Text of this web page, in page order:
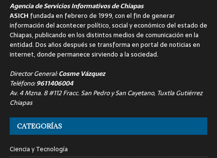
Agencia de Servicios Informativos de Chiapas
ASICH fundada en febrero de 1999, con el fin de generar
información del acontecer político, social y económico del estado de
Chiapas, publicando en los distintos medios de comunicación en la
entidad. Dos años después se transforma en portal de noticias en
internet, donde permanece sirviendo a la sociedad.
Director General:Cosme Vázquez
Teléfono:9611406004
Av. 4 Mzna. 8 #112 Fracc. San Pedro y San Cayetano, Tuxtla Gutiérrez
Chiapas
CATEGORÍAS
Ciencia y Tecnología